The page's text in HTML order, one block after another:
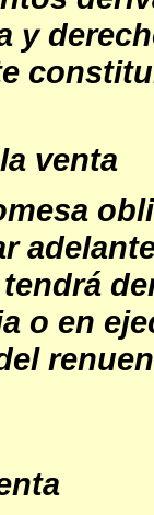
y
venta
o en